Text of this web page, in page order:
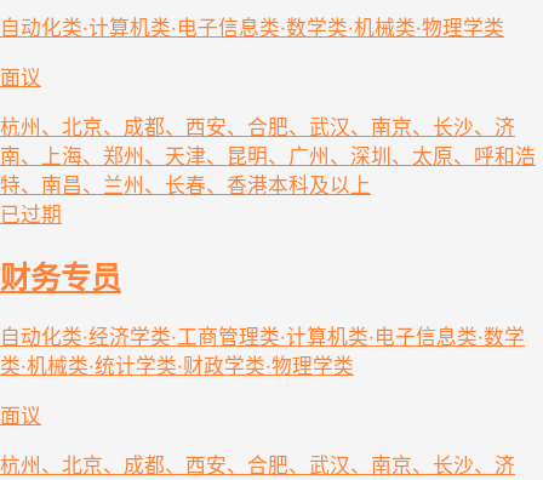
自动化类·计算机类·电子信息类·数学类·机械类·物理学类
面议
杭州、北京、成都、西安、合肥、武汉、南京、长沙、济
南、上海、郑州、天津、昆明、广州、深圳、太原、呼和浩
特、南昌、兰州、长春、香港本科及以上
已过期
财务专员
自动化类·经济学类·工商管理类·计算机类·电子信息类·数学
类·机械类·统计学类·财政学类·物理学类
面议
杭州、北京、成都、西安、合肥、武汉、南京、长沙、济